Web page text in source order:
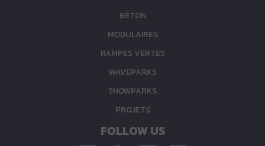
BÉTON
MODULAIRES
RAMPES VERTES
WAVEPARKS
SNOWPARKS
PROJETS
FOLLOW US